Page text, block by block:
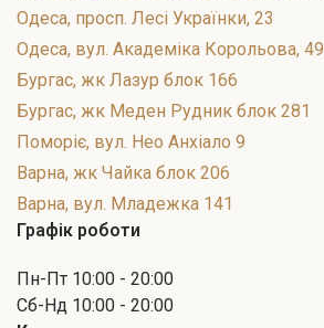
Одеса, просп. Лесі Українки, 23
Одеса, вул. Академіка Корольова, 49
Бургас, жк Лазур блок 166
Бургас, жк Меден Рудник блок 281
Поморіє, вул. Нео Анхіало 9
Варна, жк Чайка блок 206
Варна, вул. Младежка 141
Графік роботи
Пн-Пт 10:00 - 20:00
Сб-Нд 10:00 - 20:00